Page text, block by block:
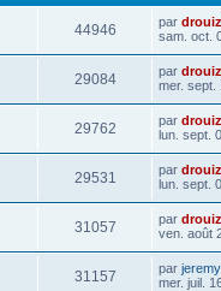
44946 par
sam. oct.
29084 par
mer. sept.
29762 par
lun. sept.
29531 par
lun. sept.
31057 par
ven. août
31157 par jeremy
mer. juil.